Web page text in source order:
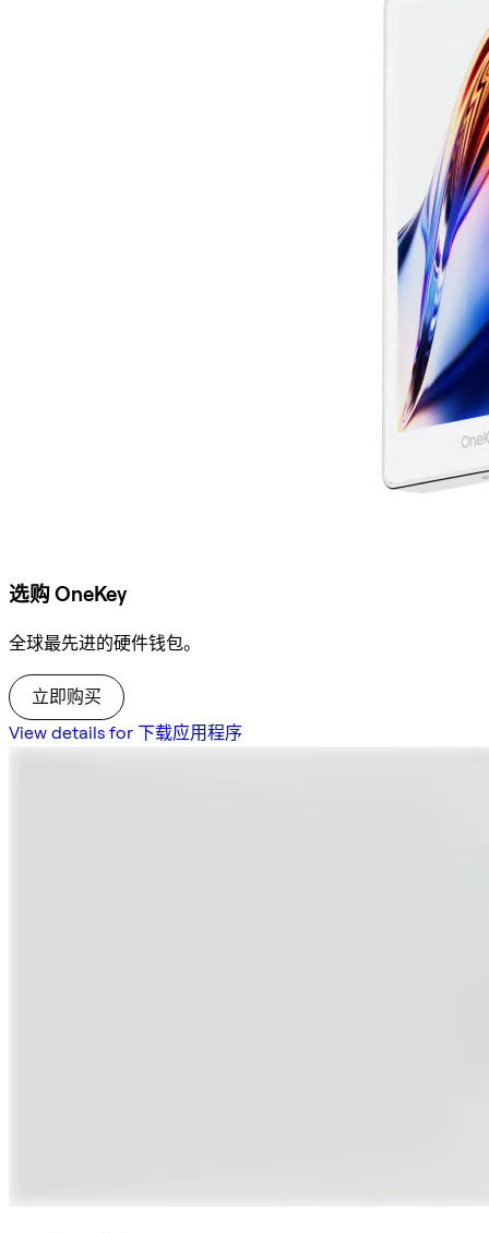
选购 OneKey
全球最先进的硬件钱包。
立即购买
View details for 下载应用程序